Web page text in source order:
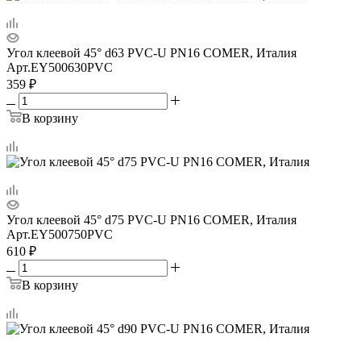
Угол клеевой 45° d63 PVC-U PN16 COMER, Италия
Арт.EY500630PVC
359 ₽
В корзину
Угол клеевой 45° d75 PVC-U PN16 COMER, Италия
Арт.EY500750PVC
610 ₽
В корзину